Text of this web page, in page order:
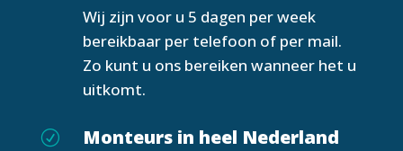
Wij zijn voor u 5 dagen per week
bereikbaar per telefoon of per mail.
Zo kunt u ons bereiken wanneer het u
uitkomt.
R Monteurs in heel Nederland